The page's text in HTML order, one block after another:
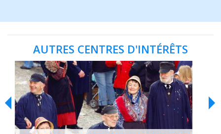
AUTRES CENTRES D'INTÉRÊTS